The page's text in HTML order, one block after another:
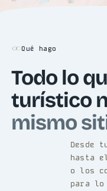
Qué hago
Todo lo
turístico
mismo
Desde
hasta
o los
para lo